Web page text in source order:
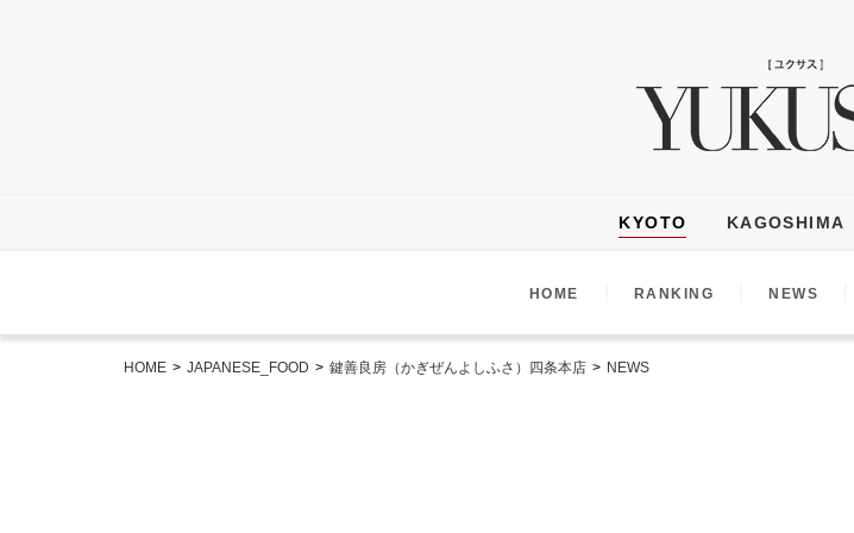
KYOTO KAGOSHIMA
HOME RANKING NEWS
HOME > JAPANESE_FOOD > 鍵善良房（かぎぜんよしふさ）四条本店 > NEWS